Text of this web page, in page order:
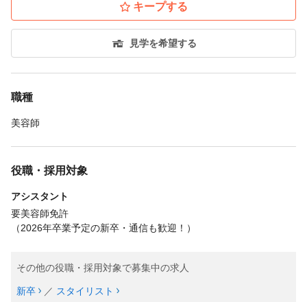
キープする
見学を希望する
職種
美容師
役職・採用対象
アシスタント
要美容師免許
（2026年卒業予定の新卒・通信も歓迎！）
その他の役職・採用対象で募集中の求人
新卒 ／ スタイリスト